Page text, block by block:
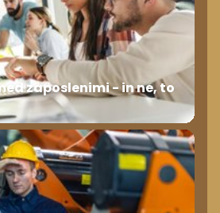
zaposlenimi - in ne, to